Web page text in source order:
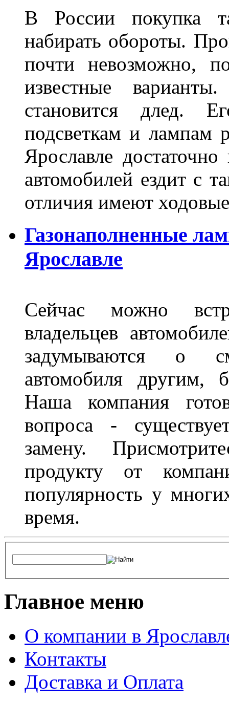
В России покупка
набирать обороты.
почти невозможно,
известные
становится длед.
подсветкам и лампам
Ярославле
автомобилей ездит с
отличия имеют
Газонаполненные
Ярославле
Сейчас можно
владельцев
задумываются о
автомобиля другим,
Наша компания
вопроса -
замену.
продукту от
популярность у
время.
Главное меню
О компании в
Контакты
Доставка и Оплата